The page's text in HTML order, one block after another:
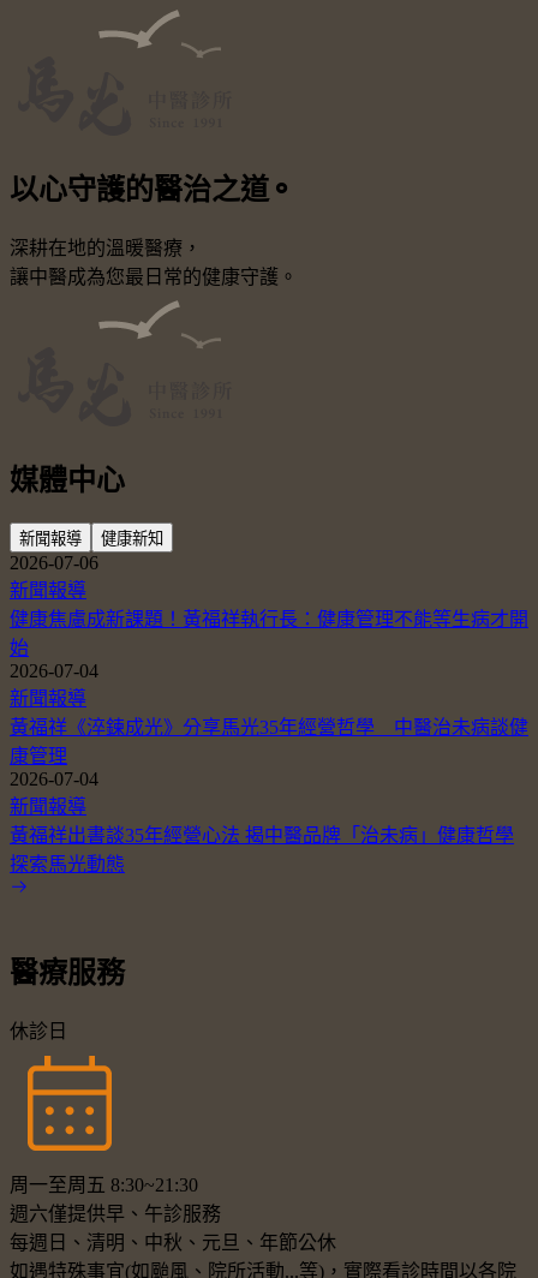
以心守護的醫治之道 ⚬
深耕在地的溫暖醫療，
讓中醫成為您最日常的健康守護。
媒體中心
新聞報導 健康新知
2026-07-06
新聞報導
健康焦慮成新課題！黃福祥執行長：健康管理不能等生病才開
始
2026-07-04
新聞報導
黃福祥《淬鍊成光》分享馬光35年經營哲學 中醫治未病談健
康管理
2026-07-04
新聞報導
黃福祥出書談35年經營心法 揭中醫品牌「治未病」健康哲學
探索馬光動態
醫療服務
休診日
周一至周五 8:30~21:30
週六僅提供早、午診服務
每週日、清明、中秋、元旦、年節公休
如遇特殊事宜(如颱風、院所活動...等)，實際看診時間以各院